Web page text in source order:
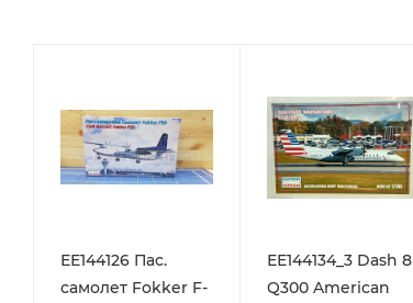
ЕЕ144126 Пас.
самолет Fokker F-
ЕЕ144134_3 Dash 8
Q300 American